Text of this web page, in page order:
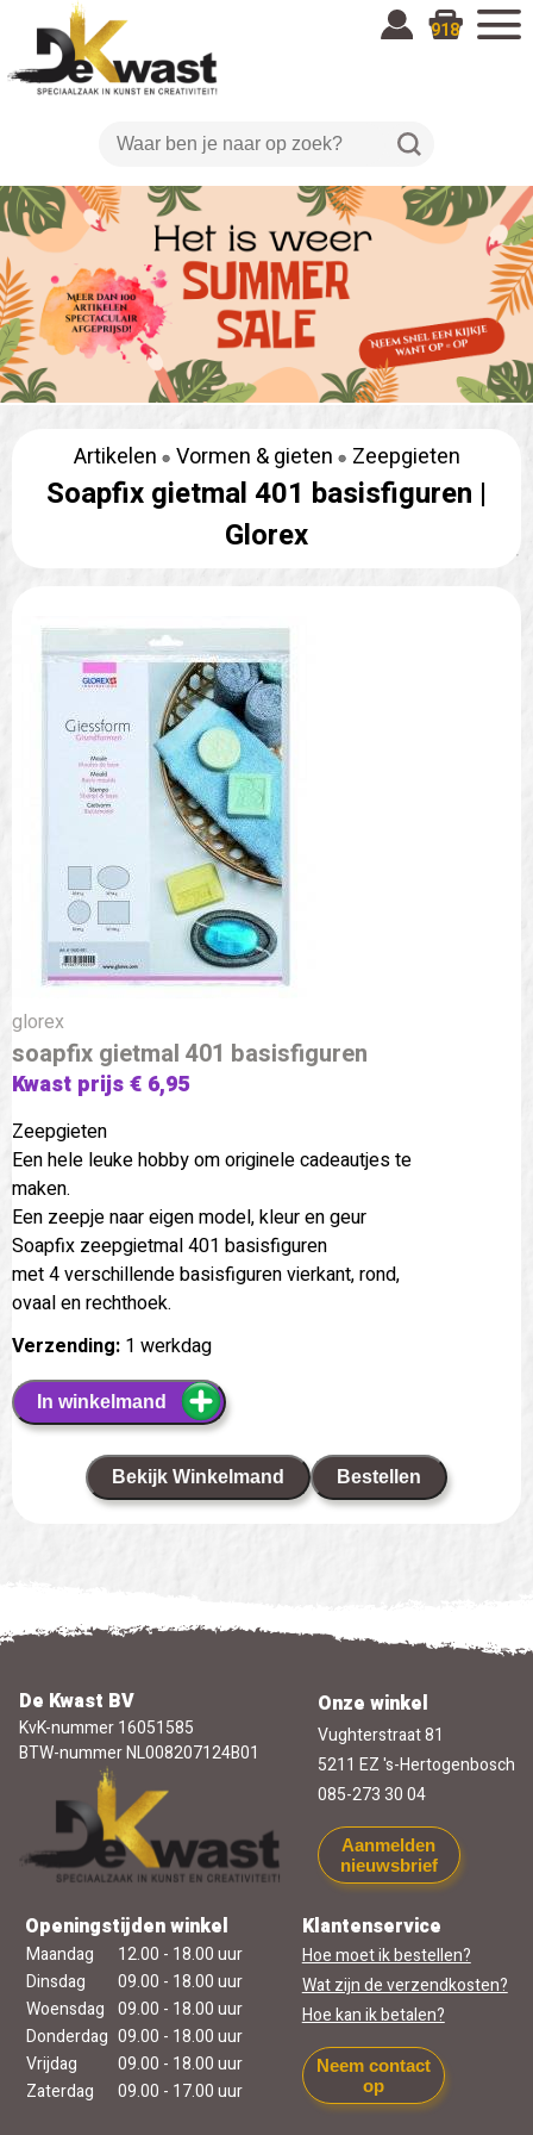
918
Artikelen Vormen & gieten Zeepgieten
Soapfix gietmal 401 basisfiguren |
Glorex
glorex
soapfix gietmal 401 basisfiguren
Kwast prijs € 6,95
Zeepgieten
Een hele leuke hobby om originele cadeautjes te
maken.
Een zeepje naar eigen model, kleur en geur
Soapfix zeepgietmal 401 basisfiguren
met 4 verschillende basisfiguren vierkant, rond,
ovaal en rechthoek.
Verzending: 1 werkdag
In winkelmand
Bekijk Winkelmand Bestellen
De Kwast BV
KvK-nummer 16051585
BTW-nummer NL008207124B01
Onze winkel
Vughterstraat 81
5211 EZ 's-Hertogenbosch
085-273 30 04
Aanmelden
nieuwsbrief
Openingstijden winkel
Maandag
12.00 - 18.00 uur
Dinsdag
09.00 - 18.00 uur
Woensdag 09.00 - 18.00 uur
Donderdag 09.00 - 18.00 uur
Vrijdag
09.00 - 18.00 uur
Zaterdag
09.00 - 17.00 uur
Klantenservice
Hoe moet ik bestellen?
Wat zijn de verzendkosten?
Hoe kan ik betalen?
Neem contact
op